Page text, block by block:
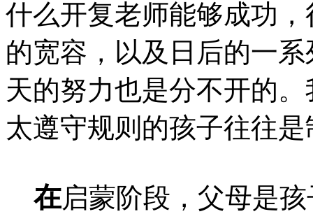
什么开复老师能够成功
的宽容，以及日后的一
天的努力也是分不开的
太遵守规则的孩子往往
在启蒙阶段，父母是